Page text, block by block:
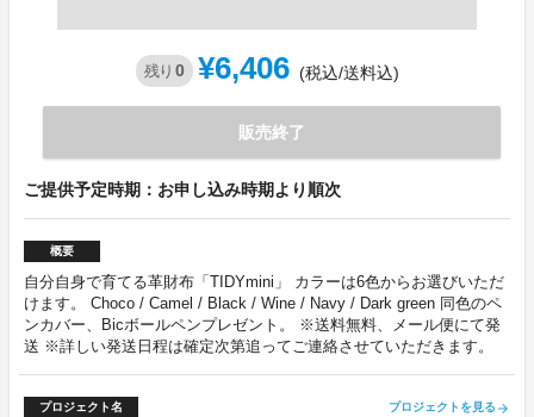
残り 0 ¥6,406 (税込/送料込)
販売終了
ご提供予定時期：お申し込み時期より順次
概要
自分自身で育てる革財布「TIDYmini」 カラーは6色からお選びいただ
けます。 Choco / Camel / Black / Wine / Navy / Dark green 同色のペ
ンカバー、Bicボールペンプレゼント。 ※送料無料、メール便にて発
送 ※詳しい発送日程は確定次第追ってご連絡させていただきます。
プロジェクト名 プロジェクトを見る arrow_forward